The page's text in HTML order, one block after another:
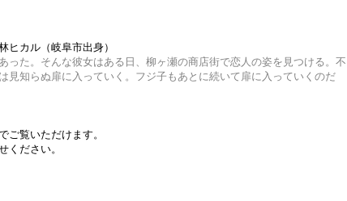
ヒカル（岐阜市出身）
った。そんな彼女はある日、柳ヶ瀬の商店街で恋人の姿を見つける。不
見知らぬ扉に入っていく。フジ子もあとに続いて扉に入っていくのだ
ご覧いただけます。
ください。